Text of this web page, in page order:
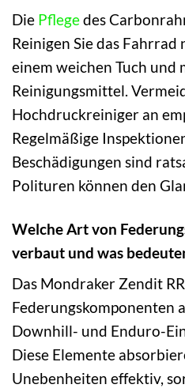
Die Pflegedes
Reinigen Sie das
einem weichen Tuch und
Reinigungsmittel.
Hochdruckreiniger an
Regelmäßige
Beschädigungen sind
Polituren können den
Welche Art von
verbaut und was
Das Mondraker Zendit
Federungskomponenten
Downhill- und Enduro-
Diese Elemente
Unebenheiten effektiv,